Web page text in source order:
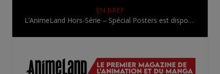
EN BREF
L’AnimeLand Hors-Série – Spécial Posters est disponible !